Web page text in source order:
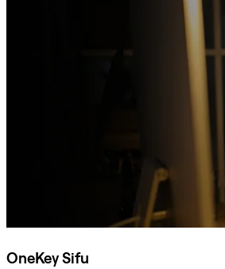
OneKey Sifu